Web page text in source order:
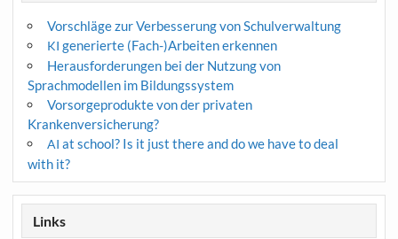
Vorschläge zur Verbesserung von Schulverwaltung
KI generierte (Fach-)Arbeiten erkennen
Herausforderungen bei der Nutzung von
Sprachmodellen im Bildungssystem
Vorsorgeprodukte von der privaten
Krankenversicherung?
AI at school? Is it just there and do we have to deal
with it?
Links